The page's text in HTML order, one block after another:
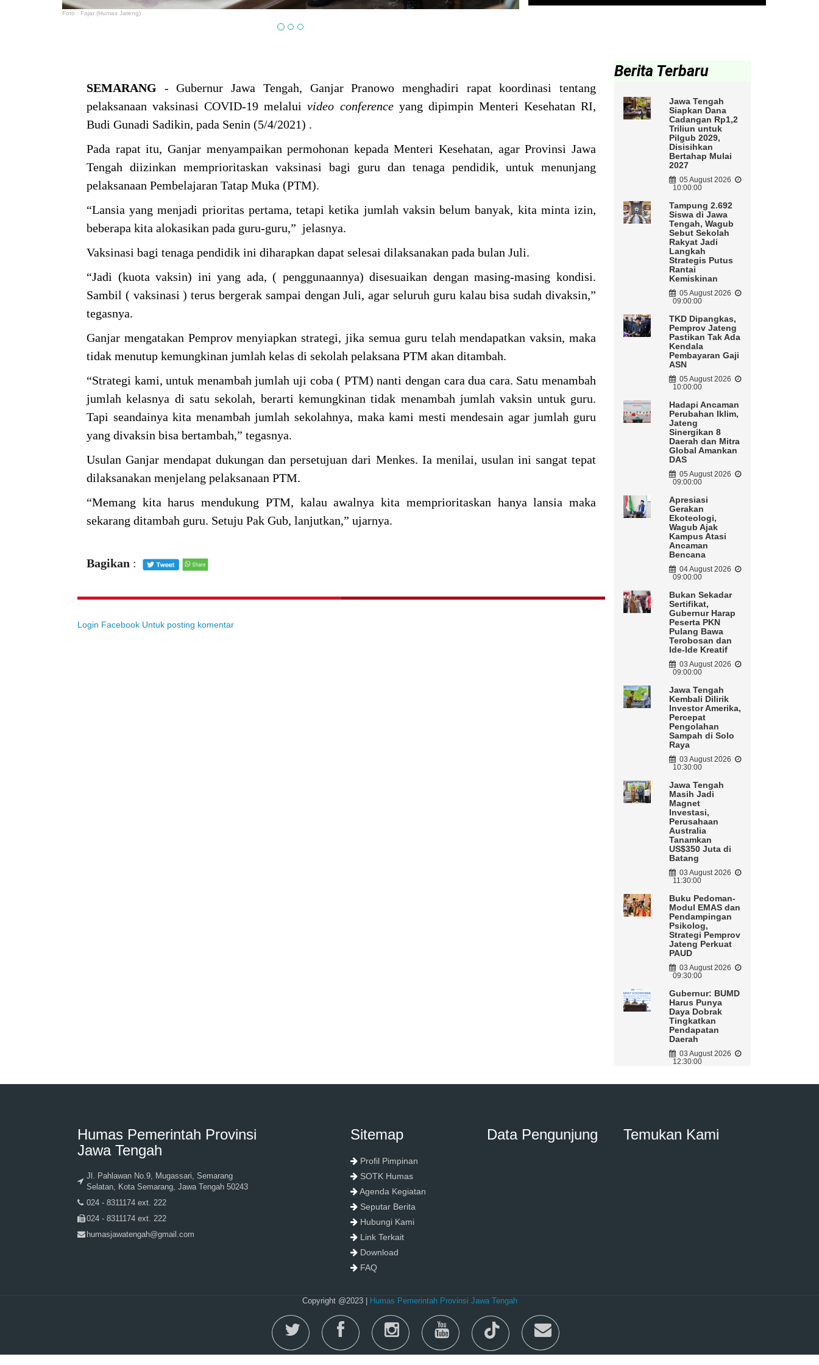
Foto : Fajar (Humas Jateng)
SEMARANG - Gubernur Jawa Tengah, Ganjar Pranowo menghadiri rapat koordinasi tentang
pelaksanaan vaksinasi COVID-19 melaluivideo conferenceyang dipimpin Menteri Kesehatan RI,
Budi Gunadi Sadikin, pada Senin (5/4/2021) .
Pada rapat itu, Ganjar menyampaikan permohonan kepada Menteri Kesehatan, agar Provinsi Jawa
Tengah diizinkan memprioritaskan vaksinasi bagi guru dan tenaga pendidik, untuk menunjang
pelaksanaan Pembelajaran Tatap Muka (PTM).
“Lansia yang menjadi prioritas pertama, tetapi ketika jumlah vaksin belum banyak, kita minta izin,
beberapa kita alokasikan pada guru-guru,” jelasnya.
Vaksinasi bagi tenaga pendidik ini diharapkan dapat selesai dilaksanakan pada bulan Juli.
“Jadi (kuota vaksin) ini yang ada, ( penggunaannya) disesuaikan dengan masing-masing kondisi.
Sambil ( vaksinasi ) terus bergerak sampai dengan Juli, agar seluruh guru kalau bisa sudah divaksin,”
tegasnya.
Ganjar mengatakan Pemprov menyiapkan strategi, jika semua guru telah mendapatkan vaksin, maka
tidak menutup kemungkinan jumlah kelas di sekolah pelaksana PTM akan ditambah.
“Strategi kami, untuk menambah jumlah uji coba ( PTM) nanti dengan cara dua cara. Satu menambah
jumlah kelasnya di satu sekolah, berarti kemungkinan tidak menambah jumlah vaksin untuk guru.
Tapi seandainya kita menambah jumlah sekolahnya, maka kami mesti mendesain agar jumlah guru
yang divaksin bisa bertambah,” tegasnya.
Usulan Ganjar mendapat dukungan dan persetujuan dari Menkes. Ia menilai, usulan ini sangat tepat
dilaksanakan menjelang pelaksanaan PTM.
“Memang kita harus mendukung PTM, kalau awalnya kita memprioritaskan hanya lansia maka
sekarang ditambah guru. Setuju Pak Gub, lanjutkan,” ujarnya.
Bagikan :
Login Facebook Untuk posting komentar
Berita Terbaru
Jawa Tengah
Siapkan Dana
Cadangan Rp1,2
Triliun untuk
Pilgub 2029,
Disisihkan
Bertahap Mulai
2027
05 August 2026
10:00:00
Tampung 2.692
Siswa di Jawa
Tengah, Wagub
Sebut Sekolah
Rakyat Jadi
Langkah
Strategis Putus
Rantai
Kemiskinan
05 August 2026
09:00:00
TKD Dipangkas,
Pemprov Jateng
Pastikan Tak Ada
Kendala
Pembayaran Gaji
ASN
05 August 2026
10:00:00
Hadapi Ancaman
Perubahan Iklim,
Jateng
Sinergikan 8
Daerah dan Mitra
Global Amankan
DAS
05 August 2026
09:00:00
Apresiasi
Gerakan
Ekoteologi,
Wagub Ajak
Kampus Atasi
Ancaman
Bencana
04 August 2026
09:00:00
Bukan Sekadar
Sertifikat,
Gubernur Harap
Peserta PKN
Pulang Bawa
Terobosan dan
Ide-Ide Kreatif
03 August 2026
09:00:00
Jawa Tengah
Kembali Dilirik
Investor Amerika,
Percepat
Pengolahan
Sampah di Solo
Raya
03 August 2026
10:30:00
Jawa Tengah
Masih Jadi
Magnet
Investasi,
Perusahaan
Australia
Tanamkan
US$350 Juta di
Batang
03 August 2026
11:30:00
Buku Pedoman-
Modul EMAS dan
Pendampingan
Psikolog,
Strategi Pemprov
Jateng Perkuat
PAUD
03 August 2026
09:30:00
Gubernur: BUMD
Harus Punya
Daya Dobrak
Tingkatkan
Pendapatan
Daerah
03 August 2026
12:30:00
Humas Pemerintah Provinsi
Jawa Tengah
Jl. Pahlawan No.9, Mugassari, Semarang
Selatan, Kota Semarang, Jawa Tengah 50243
024 - 8311174 ext. 222
024 - 8311174 ext. 222
humasjawatengah@gmail.com
Sitemap
Profil Pimpinan
SOTK Humas
Agenda Kegiatan
Seputar Berita
Hubungi Kami
Link Terkait
Download
FAQ
Data Pengunjung Temukan Kami
Copyright @2023 | Humas Pemerintah Provinsi Jawa Tengah